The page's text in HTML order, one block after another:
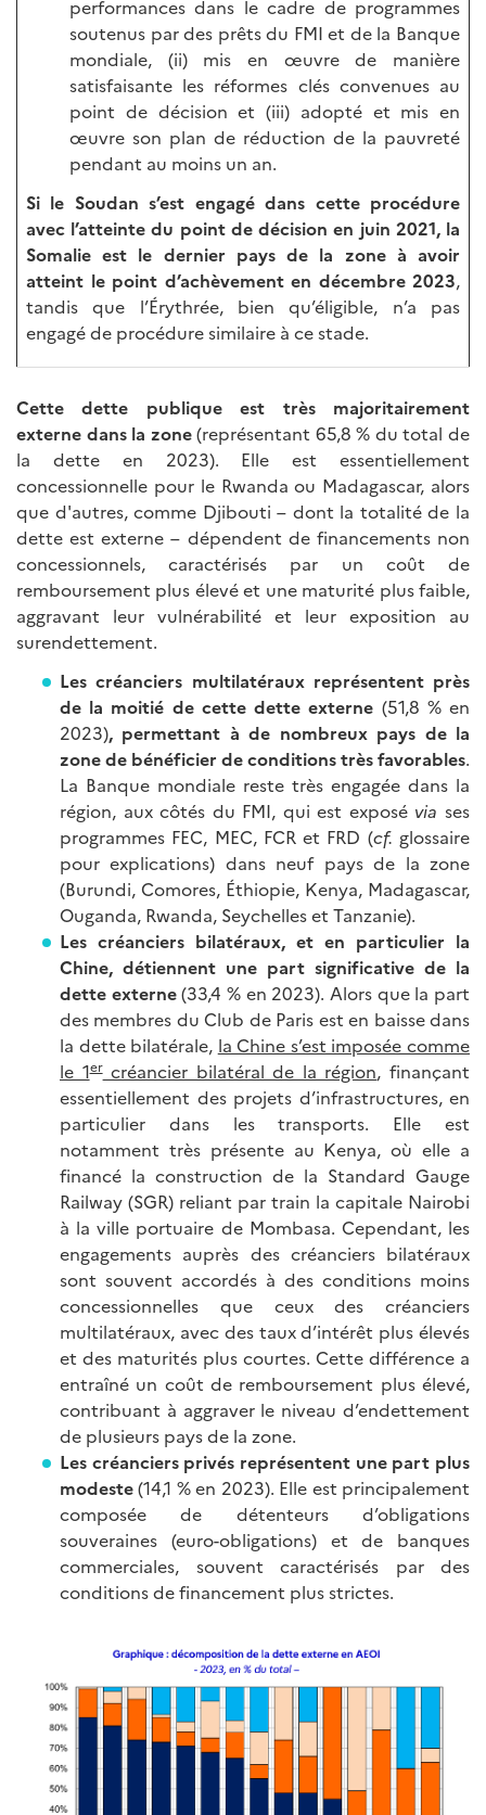
performances dans le cadre de programmes
soutenus par des prêts du FMI et de la Banque
mondiale, (ii) mis en œuvre de manière
satisfaisante les réformes clés convenues au
point de décision et (iii) adopté et mis en
œuvre son plan de réduction de la pauvreté
pendant au moins un an.
Si le Soudan s’est engagé dans cette procédure
avec l’atteinte du point de décision en juin 2021, la
Somalie est le dernier pays de la zone à avoir
atteint le point d’achèvement en décembre 2023,
tandis que l’Érythrée, bien qu’éligible, n’a pas
engagé de procédure similaire à ce stade.
Cette dette publique est très majoritairement
externe dans la zone(représentant 65,8 % du total de
la dette en 2023). Elle est essentiellement
concessionnelle pour le Rwanda ou Madagascar, alors
que d'autres, comme Djibouti – dont la totalité de la
dette est externe – dépendent de financements non
concessionnels, caractérisés par un coût de
remboursement plus élevé et une maturité plus faible,
aggravant leur vulnérabilité et leur exposition au
surendettement.
Les créanciers multilatéraux représentent près
de la moitié de cette dette externe (51,8 % en
2023), permettant à de nombreux pays de la
zone de bénéficier de conditions très favorables.
La Banque mondiale reste très engagée dans la
région, aux côtés du FMI, qui est exposé via ses
programmes FEC, MEC, FCR et FRD (cf. glossaire
pour explications) dans neuf pays de la zone
(Burundi, Comores, Éthiopie, Kenya, Madagascar,
Ouganda, Rwanda, Seychelles et Tanzanie).
Les créanciers bilatéraux, et en particulier la
Chine, détiennent une part significative de la
dette externe(33,4 % en 2023). Alors que la part
des membres du Club de Paris est en baisse dans
la dette bilatérale, la Chine s’est imposée comme
le 1ercréancier bilatéral de la région, finançant
essentiellement des projets d’infrastructures, en
particulier dans les transports. Elle est
notamment très présente au Kenya, où elle a
financé la construction de la Standard Gauge
Railway (SGR) reliant par train la capitale Nairobi
à la ville portuaire de Mombasa. Cependant, les
engagements auprès des créanciers bilatéraux
sont souvent accordés à des conditions moins
concessionnelles que ceux des créanciers
multilatéraux, avec des taux d’intérêt plus élevés
et des maturités plus courtes. Cette différence a
entraîné un coût de remboursement plus élevé,
contribuant à aggraver le niveau d’endettement
de plusieurs pays de la zone.
Les créanciers privés représentent une part plus
modeste(14,1 % en 2023). Elle est principalement
composée de détenteurs d’obligations
souveraines (euro-obligations) et de banques
commerciales, souvent caractérisés par des
conditions de financement plus strictes.